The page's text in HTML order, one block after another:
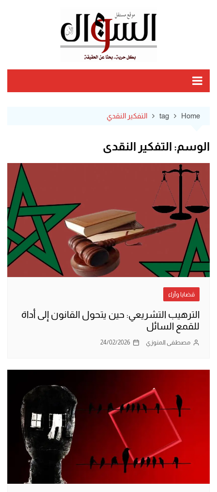
Home
tag التفكير النقدي
الوسم: التفكير النقدي
قضايا وآراء
الترهيب التشريعي: حين يتحول القانون إلى أداة
للقمع السائل
مصطفى المنوزي 24/02/2026